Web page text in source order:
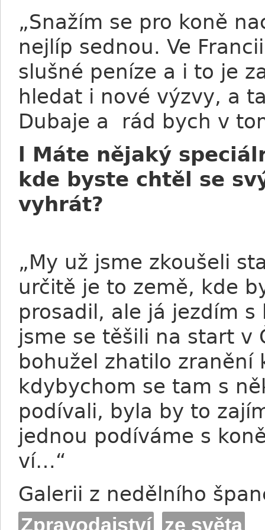
„Snažím se pro koně
nejlíp sednou. Ve
slušné peníze a i to je
hledat i nové výzvy, a
Dubaje a rád bych v
l Máte nějaký
kde byste chtěl se
vyhrát?
„My už jsme zkoušeli
určitě je to země, kde
prosadil, ale já jezdím
jsme se těšili na start v
bohužel zhatilo
kdybychom se tam s
podívali, byla by to
jednou podíváme s
ví…“
Galerii z nedělního
Zpravodajství ze světa